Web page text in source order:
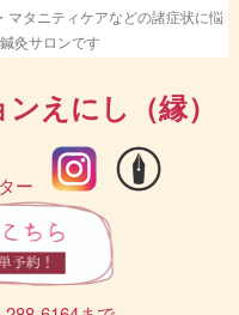
マタニティケアなどの諸症状に悩
灸サロンです